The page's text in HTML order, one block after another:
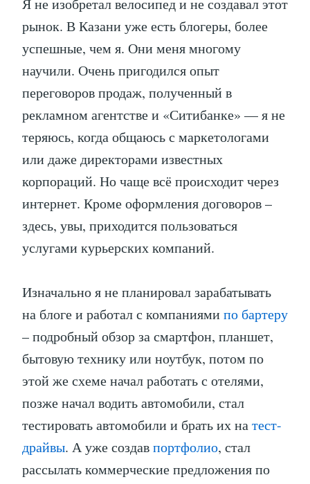
рынок. В Казани уже есть блогеры, более
успешные, чем я. Они меня многому
научили. Очень пригодился опыт
переговоров продаж, полученный в
рекламном агентстве и «Ситибанке» — я не
теряюсь, когда общаюсь с маркетологами
или даже директорами известных
корпораций. Но чаще всё происходит через
интернет. Кроме оформления договоров –
здесь, увы, приходится пользоваться
услугами курьерских компаний.
Изначально я не планировал зарабатывать
на блоге и работал с компаниями по бартеру
– подробный обзор за смартфон, планшет,
бытовую технику или ноутбук, потом по
этой же схеме начал работать с отелями,
позже начал водить автомобили, стал
тестировать автомобили и брать их натест-
драйвы. А уже создавпортфолио, стал
рассылать коммерческие предложения по